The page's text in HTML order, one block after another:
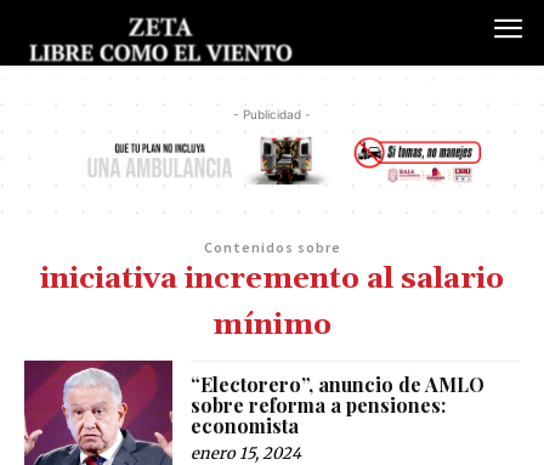
- Publicidad -
Contenidos sobre
iniciativa incremento al salario
mínimo
“Electorero”, anuncio de AMLO
sobre reforma a pensiones:
economista
enero 15, 2024